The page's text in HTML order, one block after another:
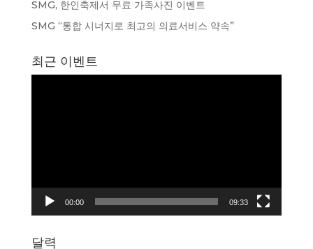
SMG, 한인축제서 무료 가족사진 이벤트
SMG “통합 시너지로 최고의 의료서비스 약속”
최근 이벤트
00:00 09:33
달력